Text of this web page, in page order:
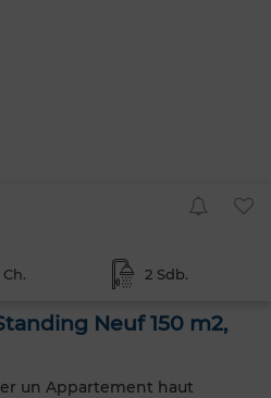
Ch. 2 Sdb.
Neuf 150 m2,
un Appartement haut